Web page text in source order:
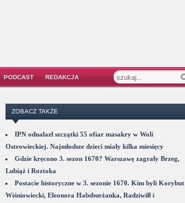
PODCAST REDAKCJA
ZOBACZ TAKŻE
IPN odnalazł szczątki 55 ofiar masakry w Woli
Ostrowieckiej. Najmłodsze dzieci miały kilka miesięcy
Gdzie kręcono 3. sezon 1670? Warszawę zagrały Brzeg,
Lubiąż i Roztoka
Postacie historyczne w 3. sezonie 1670. Kim byli Korybut
Wiśniowiecki, Eleonora Habsburżanka, Radziwiłł i